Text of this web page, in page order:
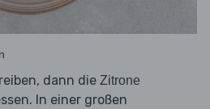
dann die Zitrone
In einer großen